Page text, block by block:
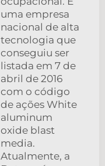
uma empresa
nacional de alta
tecnologia que
conseguiu ser
listada em 7 de
abril de 2016
com o código
de ações White
aluminum
oxide blast
media.
Atualmente, a